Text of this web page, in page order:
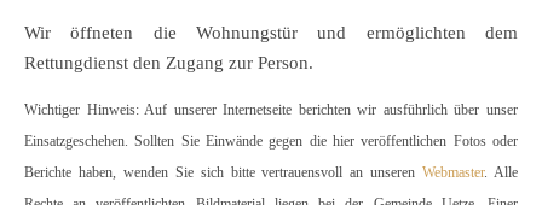
Wir öffneten die Wohnungstür und ermöglichten dem
Rettungdienst den Zugang zur Person.
Wichtiger Hinweis: Auf unserer Internetseite berichten wir ausführlich über unser
Einsatzgeschehen. Sollten Sie Einwände gegen die hier veröffentlichen Fotos oder
Berichte haben, wenden Sie sich bitte vertrauensvoll an unserenWebmaster. Alle